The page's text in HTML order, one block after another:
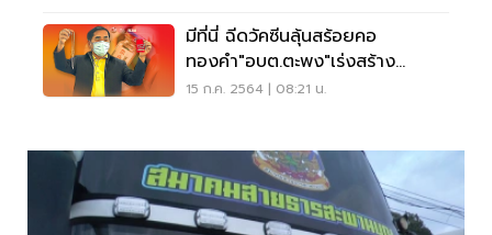
มีที่นี่ ฉีดวัคซีนลุ้นสร้อยคอ
ทองคำ"อบต.ตะพง"เร่งสร้าง
ภูมิคุ้มกันหมู่
15 ก.ค. 2564 | 08:21 น.